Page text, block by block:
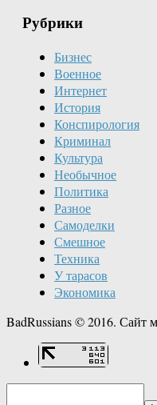
Рубрики
Бизнес
Военное
Интернет
История
Конспирология
Криминал
Культура
Необычное
Политика
Разное
Самоделки
Смешное
Техника
У тарасов
Экономика
BadRussians © 2016. Сайт